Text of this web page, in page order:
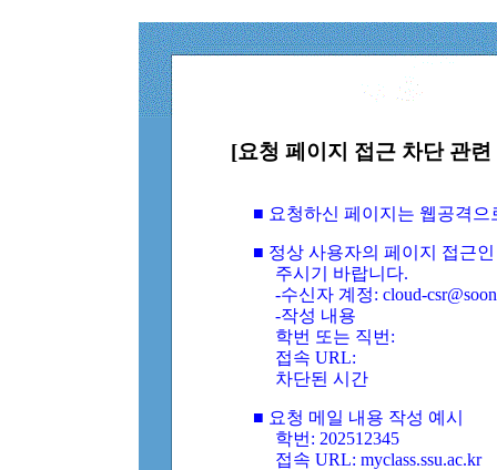
[요청 페이지 접근 차단 관
■ 요청하신 페이지는 웹공격
■ 정상 사용자의 페이지 접근
주시기 바랍니다.
-수신자 계정: cloud-
-작성 내용
학번 또는 직번:
접속 URL:
차단된 시간
■ 요청 메일 내용 작성 예시
학번: 202512345
접속 URL: myclass.ssu.ac.kr